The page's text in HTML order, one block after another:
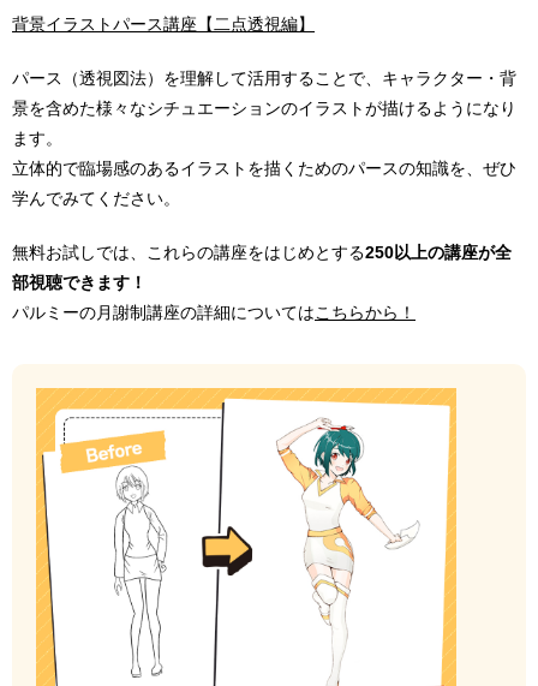
背景イラストパース講座【二点透視編】
パース（透視図法）を理解して活用することで、キャラクター・背
景を含めた様々なシチュエーションのイラストが描けるようになり
ます。
立体的で臨場感のあるイラストを描くためのパースの知識を、ぜひ
学んでみてください。
無料お試しでは、これらの講座をはじめとする250以上の講座が全
部視聴できます！
パルミーの月謝制講座の詳細についてはこちらから！